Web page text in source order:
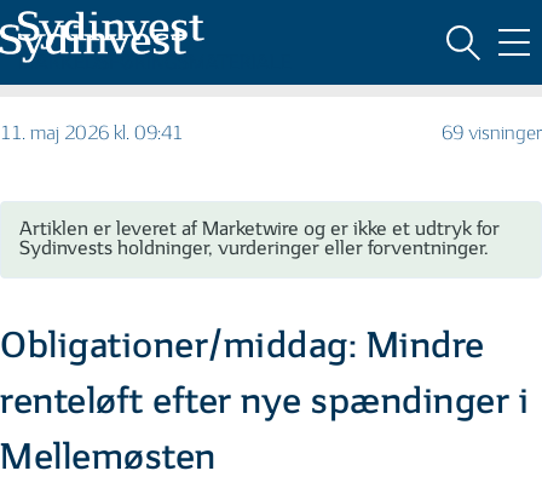
MARKEDSFØRINGSMATERIALE
11. maj 2026 kl. 09:41 69 visninger
Artiklen er leveret af Marketwire og er ikke et udtryk for
Sydinvests holdninger, vurderinger eller forventninger.
Obligationer/middag: Mindre
renteløft efter nye spændinger i
Mellemøsten